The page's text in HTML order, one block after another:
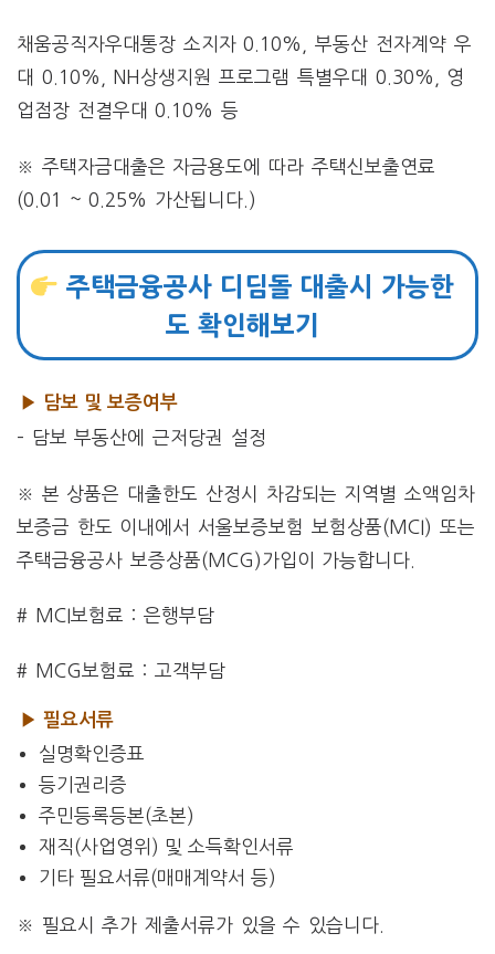
채움공직자우대통장 소지자 0.10%, 부동산 전자계약 우
대 0.10%, NH상생지원 프로그램 특별우대 0.30%, 영
업점장 전결우대 0.10% 등
※ 주택자금대출은 자금용도에 따라 주택신보출연료
(0.01 ~ 0.25% 가산됩니다.)
주택금융공사 디딤돌 대출시 가능한
도 확인해보기
▶ 담보 및 보증여부
– 담보 부동산에 근저당권 설정
※ 본 상품은 대출한도 산정시 차감되는 지역별 소액임차
보증금 한도 이내에서 서울보증보험 보험상품(MCI) 또는
주택금융공사 보증상품(MCG)가입이 가능합니다.
# MCI보험료 : 은행부담
# MCG보험료 : 고객부담
▶ 필요서류
실명확인증표
등기권리증
주민등록등본(초본)
재직(사업영위) 및 소득확인서류
기타 필요서류(매매계약서 등)
※ 필요시 추가 제출서류가 있을 수 있습니다.